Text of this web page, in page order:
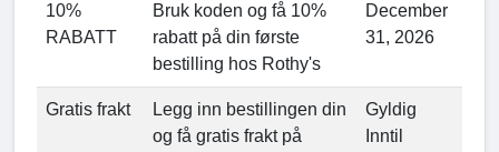
10%
RABATT
Bruk koden og få 10%
rabatt på din første
bestilling hos Rothy's
December
31, 2026
Gratis frakt
Legg inn bestillingen din
og få gratis frakt på
Gyldig
Inntil